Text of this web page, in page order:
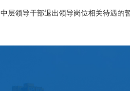
中层领导干部退出领导岗位相关待遇的